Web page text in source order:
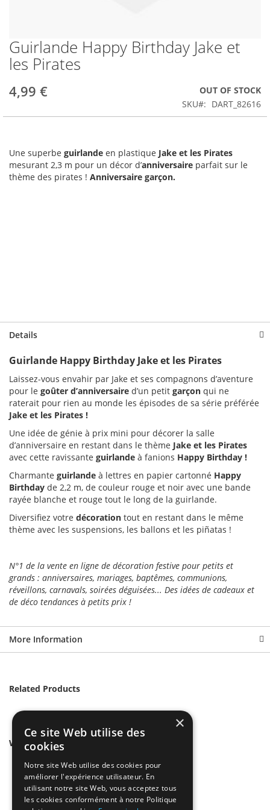
Skip
to
the
of
images
Guirlande Happy Birthday Jake et
les Pirates
4,99 €
OUT OF STOCK
SKU
DART_82616
Une superbe guirlande en plastique Jake et les Pirates
mesurant 2,3 m pour un décor d’anniversaire parfait sur le
thème des pirates ! Anniversaire garçon.
Details
Guirlande Happy Birthday Jake et les Pirates
Laissez-vous envahir par Jake et ses compagnons d’aventure
pour le goûter d’anniversaire d’un petit garçon qui ne
raterait pour rien au monde les épisodes de sa série préférée
Jake et les Pirates !
Une idée de génie à prix mini pour décorer la salle
d’anniversaire en restant dans le thème Jake et les Pirates
avec cette ravissante guirlande à fanions Happy Birthday !
Charmante guirlande à lettres en papier cartonné Happy
Birthday de 2,2 m, de couleur rouge et noir avec une bande
rayée blanche et rouge tout le long de la guirlande.
Diversifiez votre décoration tout en restant dans le même
thème avec les suspensions, les ballons et les piñatas !
N°1 de la vente en ligne de décoration festive pour petits et
grands : anniversaires, mariages, baptêmes, communions,
réveillons, carnavals, soirées déguisées... Des idées de cadeaux et
de déco tendances à petits prix !
More Information
Related Products
We found other products you might like!
×
Ce site Web utilise des
cookies
Notre site Web utilise des cookies pour
améliorer l'expérience utilisateur. En
utilisant notre site Web, vous acceptez tous
les cookies conformément à notre Politique